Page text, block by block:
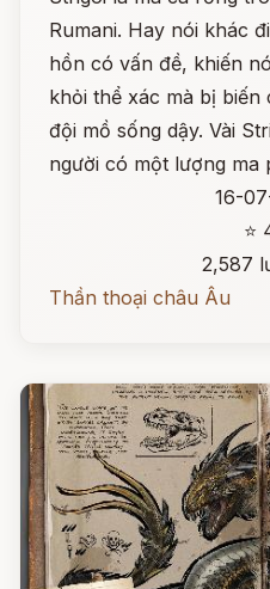
Rumani. Hay nói khác
hồn có vấn đề, khiến
khỏi thể xác mà bị
đội mồ sống dậy. Vài
người có một lượng ma
16-
⭐
2,587
Thần thoại châu Âu